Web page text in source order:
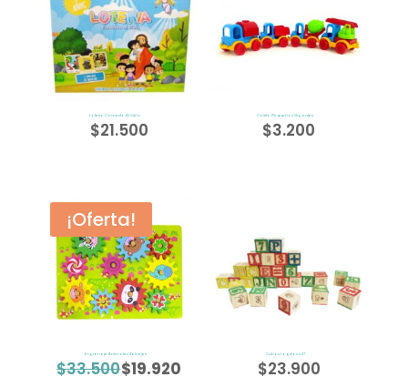
Loteria Caminito Al Cielo
$21.500
Carrito Pequeños Gigantes
$3.200
¡Oferta!
Engranaje Animales Salvajes
$33.500 El$19.920
Cubos Lógicos x 27
$23.900